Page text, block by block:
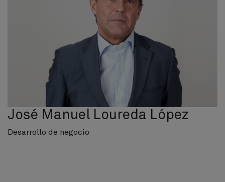
José Manuel Loureda López
Desarrollo de negocio